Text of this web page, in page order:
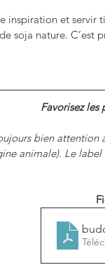
inspiration et servir
soja nature. C’est
Favorisez
bien attention
animale). Le